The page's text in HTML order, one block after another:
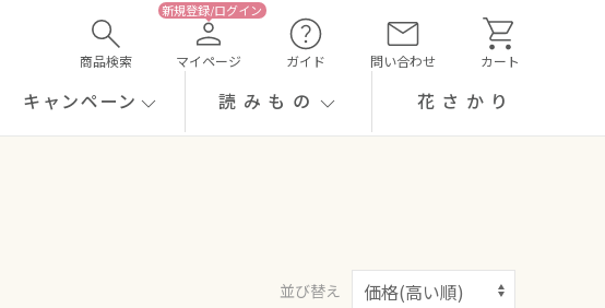
商品検索 マイページ ガイド 問い合わせ カート
キャンペーン 読みもの 花さかり
並び替え